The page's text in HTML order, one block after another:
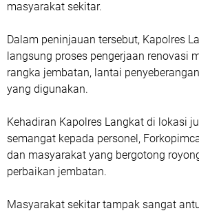
masyarakat sekitar.
Dalam peninjauan tersebut, Kapolres
langsung proses pengerjaan renovasi
rangka jembatan, lantai
yang digunakan.
Kehadiran Kapolres Langkat di lokasi
semangat kepada personel,
dan masyarakat yang bergotong
perbaikan jembatan.
Masyarakat sekitar tampak sangat